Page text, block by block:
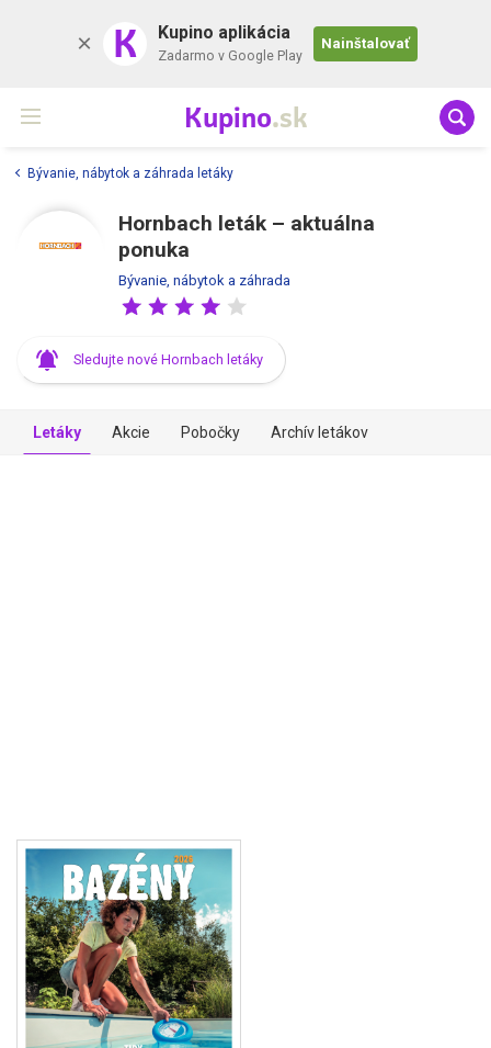
K Kupino aplikácia
Zadarmo v Google Play
Nainštalovať
Kupino.sk
Bývanie, nábytok a záhrada letáky
Hornbach leták – aktuálna
ponuka
Bývanie, nábytok a záhrada
Sledujte nové Hornbach letáky
Letáky Akcie Pobočky Archív letákov